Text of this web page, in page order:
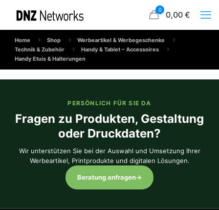
0 0,00 €
Home Shop
Werbeartikel & Werbegeschenke
Technik & Zubehör
Handy & Tablet – Accessoires
Handy Etuis & Halterungen
PERSÖNLICH FÜR SIE DA
Fragen zu Produkten, Gestaltung
oder Druckdaten?
Wir unterstützen Sie bei der Auswahl und Umsetzung Ihrer
Werbeartikel, Printprodukte und digitalen Lösungen.
Beratung anfragen→